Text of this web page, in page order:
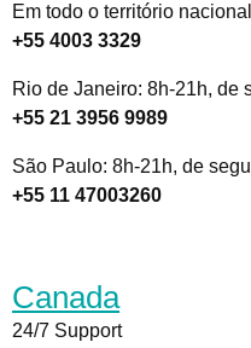
Em todo o território
+55 4003 3329
Rio de Janeiro: 8h-21h, de
+55 21 3956 9989
São Paulo: 8h-21h, de
+55 11 47003260
Canada
24/7 Support